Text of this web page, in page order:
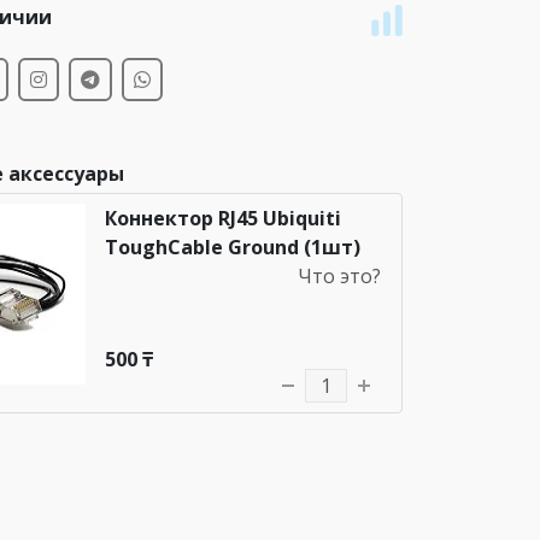
Коннектор RJ45 Ubiquiti
ToughCable Ground (1шт)
Что это?
500 ₸